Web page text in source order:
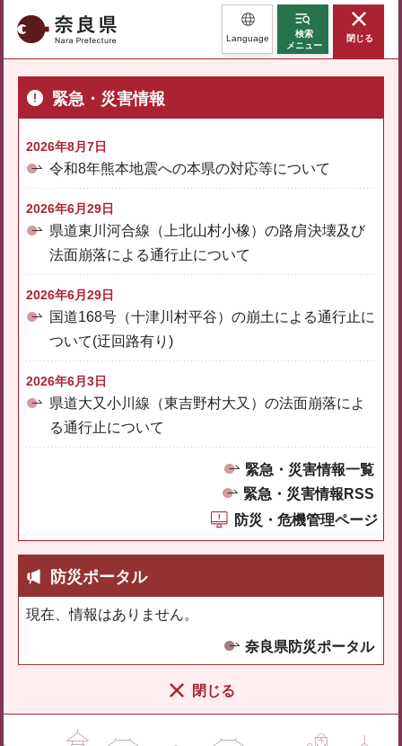
奈良県 Language
検索
メニュー
閉じる
緊急・災害情報
2026年8月7日
令和8年熊本地震への本県の対応等について
2026年6月29日
県道東川河合線（上北山村小橡）の路肩決壊及び
法面崩落による通行止について
2026年6月29日
国道168号（十津川村平谷）の崩土による通行止に
ついて(迂回路有り)
2026年6月3日
県道大又小川線（東吉野村大又）の法面崩落によ
る通行止について
緊急・災害情報一覧
緊急・災害情報RSS
防災・危機管理ページ
防災ポータル
現在、情報はありません。
奈良県防災ポータル
閉じる